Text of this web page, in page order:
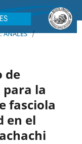
ANALES /
de
la
fasciola
en el